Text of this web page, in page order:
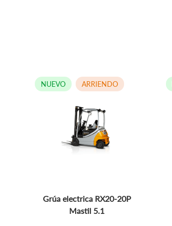
Grúa electrica RX20-20P
Mastil 5.1
NUEVO ARRIENDO